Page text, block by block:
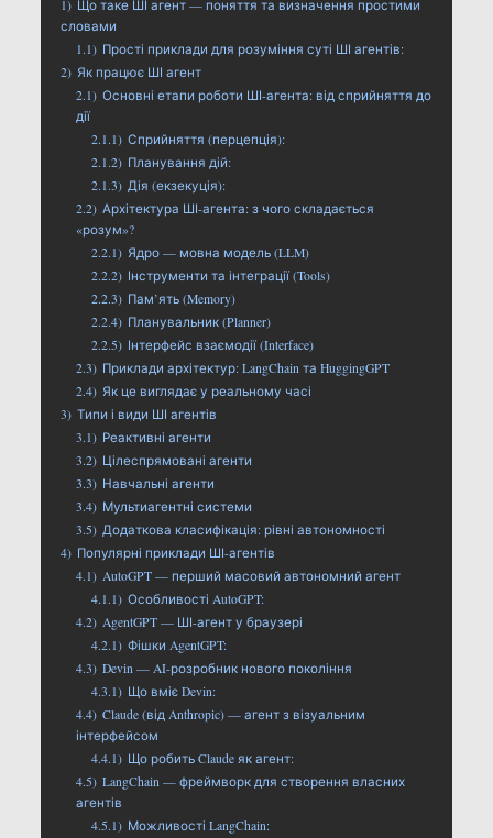
1) Що таке ШІ агент — поняття та визначення простими
словами
1.1) Прості приклади для розуміння суті ШІ агентів:
2) Як працює ШІ агент
2.1) Основні етапи роботи ШІ-агента: від сприйняття до
дії
2.1.1) Сприйняття (перцепція):
2.1.2) Планування дій:
2.1.3) Дія (екзекуція):
2.2) Архітектура ШІ-агента: з чого складається
«розум»?
2.2.1) Ядро — мовна модель (LLM)
2.2.2) Інструменти та інтеграції (Tools)
2.2.3) Пам’ять (Memory)
2.2.4) Планувальник (Planner)
2.2.5) Інтерфейс взаємодії (Interface)
2.3) Приклади архітектур: LangChain та HuggingGPT
2.4) Як це виглядає у реальному часі
3) Типи і види ШІ агентів
3.1) Реактивні агенти
3.2) Цілеспрямовані агенти
3.3) Навчальні агенти
3.4) Мультиагентні системи
3.5) Додаткова класифікація: рівні автономності
4) Популярні приклади ШІ-агентів
4.1) AutoGPT — перший масовий автономний агент
4.1.1) Особливості AutoGPT:
4.2) AgentGPT — ШІ-агент у браузері
4.2.1) Фішки AgentGPT:
4.3) Devin — AI-розробник нового покоління
4.3.1) Що вміє Devin:
4.4) Claude (від Anthropic) — агент з візуальним
інтерфейсом
4.4.1) Що робить Claude як агент:
4.5) LangChain — фреймворк для створення власних
агентів
4.5.1) Можливості LangChain: